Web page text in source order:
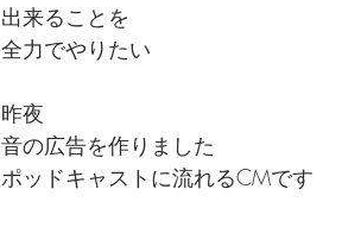
出来ることを
全力でやりたい
昨夜
音の広告を作りました
ポッドキャストに流れるCMです